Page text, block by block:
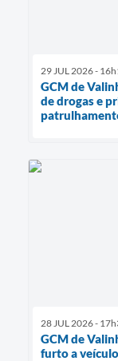
29 JUL 2026 -
GCM de
de drogas e
28 JUL 2026 -
GCM de
furto a